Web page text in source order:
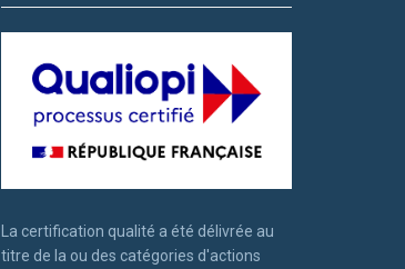
La certification qualité a été délivrée au
titre de la ou des catégories d'actions